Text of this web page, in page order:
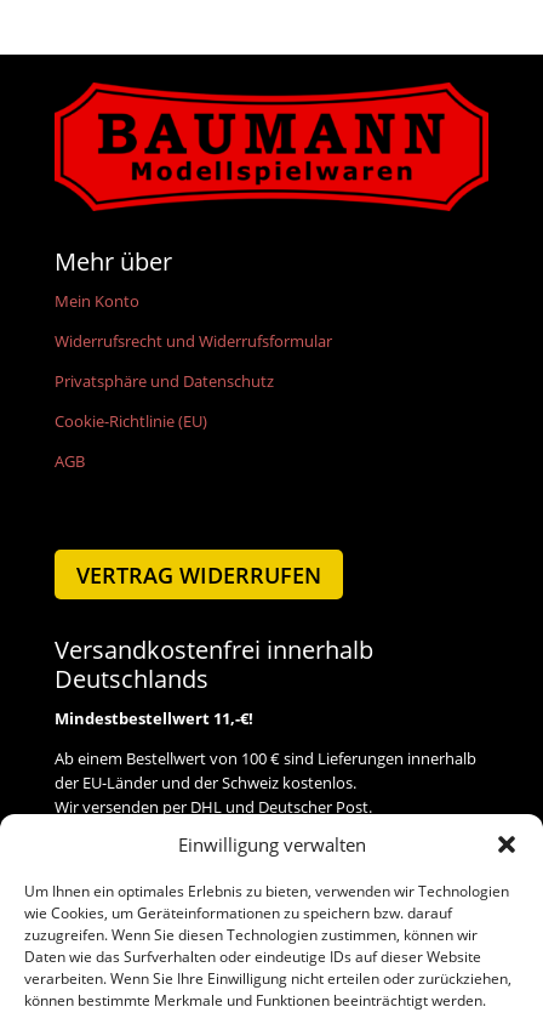
Einwilligung verwalten
Um Ihnen ein optimales Erlebnis zu bieten, verwenden wir Technologien
wie Cookies, um Geräteinformationen zu speichern bzw. darauf
zuzugreifen. Wenn Sie diesen Technologien zustimmen, können wir
Daten wie das Surfverhalten oder eindeutige IDs auf dieser Website
verarbeiten. Wenn Sie Ihre Einwilligung nicht erteilen oder zurückziehen,
können bestimmte Merkmale und Funktionen beeinträchtigt werden.
Mehr über
Mein Konto
Widerrufsrecht und Widerrufsformular
Privatsphäre und Datenschutz
Cookie-Richtlinie (EU)
AGB
VERTRAG WIDERRUFEN
Versandkostenfrei innerhalb
Deutschlands
Mindestbestellwert 11,-€!
Ab einem Bestellwert von 100 € sind Lieferungen innerhalb
der EU-Länder und der Schweiz kostenlos.
Wir versenden per DHL und Deutscher Post.
Versand
Zahlung
Baumann Modellspielwaren